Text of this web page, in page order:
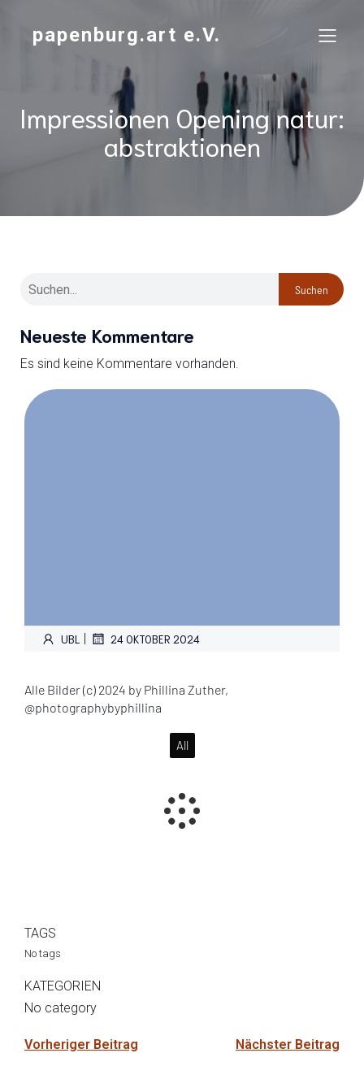
papenburg.art e.V.
Impressionen Opening natur:
abstraktionen
Suchen
Neueste Kommentare
Es sind keine Kommentare vorhanden.
UBL | 24 OKTOBER 2024
Alle Bilder (c) 2024 by Phillina Zuther,
@photographybyphillina
All
TAGS
No tags
KATEGORIEN
No category
Vorheriger Beitrag Nächster Beitrag